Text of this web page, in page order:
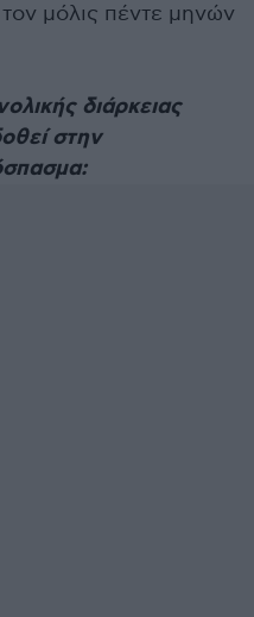
μόλις πέντε μηνών
διάρκειας
στην